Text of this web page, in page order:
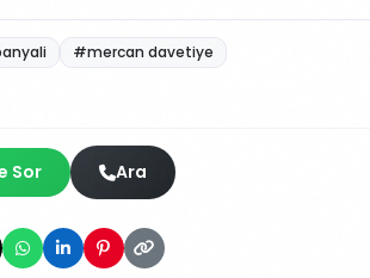
#mercan davetiye
Sor Ara